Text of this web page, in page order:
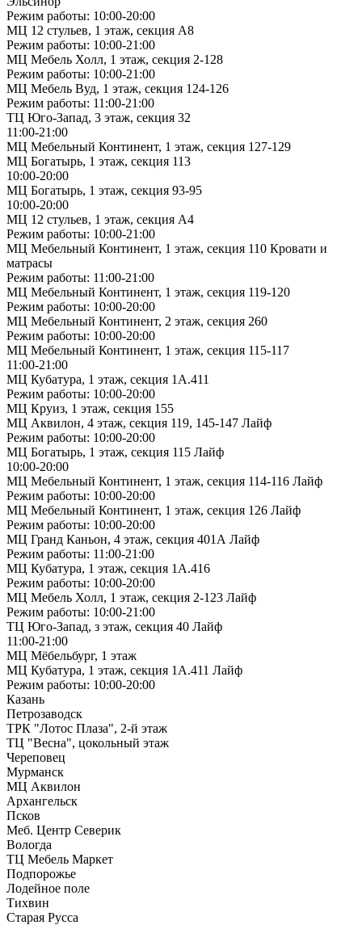
Режим работы: 10:00-20:00
МЦ 12 стульев, 1 этаж, секция А8
Режим работы: 10:00-21:00
МЦ Мебель Холл, 1 этаж, секция 2-128
Режим работы: 10:00-21:00
МЦ Мебель Вуд, 1 этаж, секция 124-126
Режим работы: 11:00-21:00
ТЦ Юго-Запад, 3 этаж, секция 32
11:00-21:00
МЦ Мебельный Континент, 1 этаж, секция 127-129
МЦ Богатырь, 1 этаж, секция 113
10:00-20:00
МЦ Богатырь, 1 этаж, секция 93-95
10:00-20:00
МЦ 12 стульев, 1 этаж, секция А4
Режим работы: 10:00-21:00
МЦ Мебельный Континент, 1 этаж, секция 110 Кровати и
матрасы
Режим работы: 11:00-21:00
МЦ Мебельный Континент, 1 этаж, секция 119-120
Режим работы: 10:00-20:00
МЦ Мебельный Континент, 2 этаж, секция 260
Режим работы: 10:00-20:00
МЦ Мебельный Континент, 1 этаж, секция 115-117
11:00-21:00
МЦ Кубатура, 1 этаж, секция 1А.411
Режим работы: 10:00-20:00
МЦ Круиз, 1 этаж, секция 155
МЦ Аквилон, 4 этаж, секция 119, 145-147 Лайф
Режим работы: 10:00-20:00
МЦ Богатырь, 1 этаж, секция 115 Лайф
10:00-20:00
МЦ Мебельный Континент, 1 этаж, секция 114-116 Лайф
Режим работы: 10:00-20:00
МЦ Мебельный Континент, 1 этаж, секция 126 Лайф
Режим работы: 10:00-20:00
МЦ Гранд Каньон, 4 этаж, секция 401А Лайф
Режим работы: 11:00-21:00
МЦ Кубатура, 1 этаж, секция 1А.416
Режим работы: 10:00-20:00
МЦ Мебель Холл, 1 этаж, секция 2-123 Лайф
Режим работы: 10:00-21:00
ТЦ Юго-Запад, з этаж, секция 40 Лайф
11:00-21:00
МЦ Мёбельбург, 1 этаж
МЦ Кубатура, 1 этаж, секция 1А.411 Лайф
Режим работы: 10:00-20:00
Казань
Петрозаводск
ТРК "Лотос Плаза", 2-й этаж
ТЦ "Весна", цокольный этаж
Череповец
Мурманск
МЦ Аквилон
Архангельск
Псков
Меб. Центр Северик
Вологда
ТЦ Мебель Маркет
Подпорожье
Лодейное поле
Тихвин
Старая Русса